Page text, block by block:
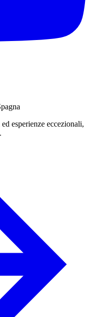
esperienze eccezionali,